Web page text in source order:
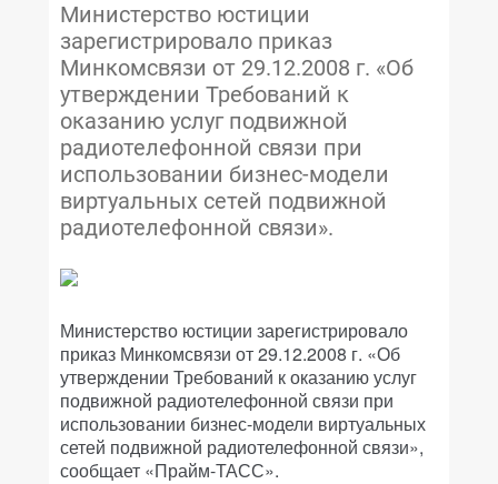
Министерство юстиции
зарегистрировало приказ
Минкомсвязи от 29.12.2008 г. «Об
утверждении Требований к
оказанию услуг подвижной
радиотелефонной связи при
использовании бизнес-модели
виртуальных сетей подвижной
радиотелефонной связи».
Министерство юстиции зарегистрировало
приказ Минкомсвязи от 29.12.2008 г. «Об
утверждении Требований к оказанию услуг
подвижной радиотелефонной связи при
использовании бизнес-модели виртуальных
сетей подвижной радиотелефонной связи»,
сообщает «Прайм-ТАСС».